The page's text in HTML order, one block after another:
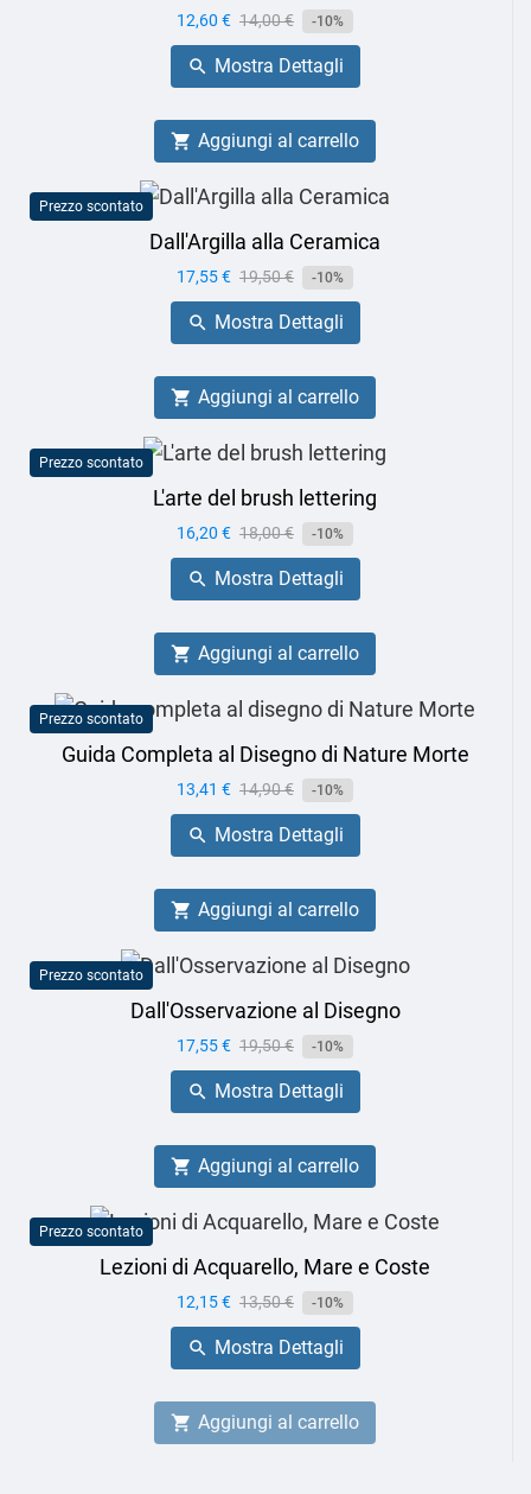
Prezzo
12,60 € Prezzo
base
14,00 € -10%
 Mostra Dettagli
 Aggiungi al carrello
Prezzo scontato
Dall'Argilla alla Ceramica
Prezzo
17,55 € Prezzo
base
19,50 € -10%
 Mostra Dettagli
 Aggiungi al carrello
Prezzo scontato
L'arte del brush lettering
Prezzo
16,20 € Prezzo
base
18,00 € -10%
 Mostra Dettagli
 Aggiungi al carrello
Prezzo scontato
Guida Completa al Disegno di Nature Morte
Prezzo
13,41 € Prezzo
base
14,90 € -10%
 Mostra Dettagli
 Aggiungi al carrello
Prezzo scontato
Dall'Osservazione al Disegno
Prezzo
17,55 € Prezzo
base
19,50 € -10%
 Mostra Dettagli
 Aggiungi al carrello
Prezzo scontato
Lezioni di Acquarello, Mare e Coste
Prezzo
12,15 € Prezzo
base
13,50 € -10%
 Mostra Dettagli
 Aggiungi al carrello